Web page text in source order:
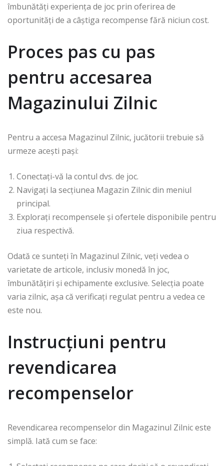
îmbunătăți experiența de joc prin oferirea de
oportunități de a câștiga recompense fără niciun cost.
Proces pas cu pas
pentru accesarea
Magazinului Zilnic
Pentru a accesa Magazinul Zilnic, jucătorii trebuie să
urmeze acești pași:
Conectați-vă la contul dvs. de joc.
Navigați la secțiunea Magazin Zilnic din meniul
principal.
Explorați recompensele și ofertele disponibile pentru
ziua respectivă.
Odată ce sunteți în Magazinul Zilnic, veți vedea o
varietate de articole, inclusiv monedă în joc,
îmbunătățiri și echipamente exclusive. Selecția poate
varia zilnic, așa că verificați regulat pentru a vedea ce
este nou.
Instrucțiuni pentru
revendicarea
recompenselor
Revendicarea recompenselor din Magazinul Zilnic este
simplă. Iată cum se face: